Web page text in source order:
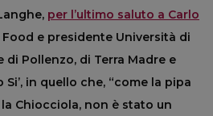
per l’ultimo saluto a Carlo
e presidente Università di
di Pollenzo, di Terra Madre e
in quello che, “come la pipa
Chiocciola, non è stato un